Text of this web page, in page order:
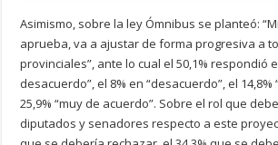
Asimismo, sobre la ley Ómnibus se planteó:
aprueba, va a ajustar de forma progresiva a
provinciales”, ante lo cual el 50,1% respondió
desacuerdo”, el 8% en “desacuerdo”, el 14,8%
25,9% “muy de acuerdo”. Sobre el rol que
diputados y senadores respecto a este